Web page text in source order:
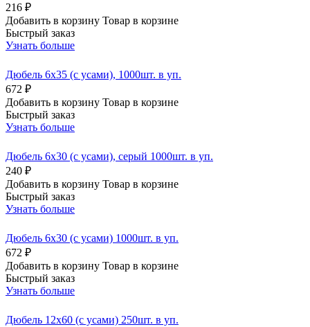
216 ₽
Добавить в корзину Товар в корзине
Быстрый заказ
Узнать больше
Дюбель 6х35 (с усами), 1000шт. в уп.
672 ₽
Добавить в корзину Товар в корзине
Быстрый заказ
Узнать больше
Дюбель 6х30 (с усами), серый 1000шт. в уп.
240 ₽
Добавить в корзину Товар в корзине
Быстрый заказ
Узнать больше
Дюбель 6х30 (с усами) 1000шт. в уп.
672 ₽
Добавить в корзину Товар в корзине
Быстрый заказ
Узнать больше
Дюбель 12х60 (с усами) 250шт. в уп.